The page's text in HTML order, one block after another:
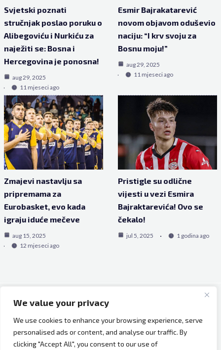
We value your privacy
We use cookies to enhance your browsing experience, serve
personalised ads or content, and analyse our traffic. By
clicking "Accept All", you consent to our use of
Svjetski poznati
stručnjak poslao poruku o
Alibegoviću i Nurkiću za
naježiti se: Bosna i
Hercegovina je ponosna!
aug 29, 2025
11 mjeseci ago
Esmir Bajrakatarević
novom objavom oduševio
naciju: “I krv svoju za
Bosnu moju!”
aug 29, 2025
11 mjeseci ago
Zmajevi nastavlju sa
pripremama za
Eurobasket, evo kada
igraju iduće mečeve
aug 15, 2025
12 mjeseci ago
Pristigle su odlične
vijesti u vezi Esmira
Bajraktarevića! Ovo se
čekalo!
jul 5, 2025 1 godina ago
Copyright © 2026 Bh Dijaspora.
O nama
Marketing